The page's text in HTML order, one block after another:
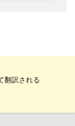
GitHub,
mais. 🖥
翻訳される